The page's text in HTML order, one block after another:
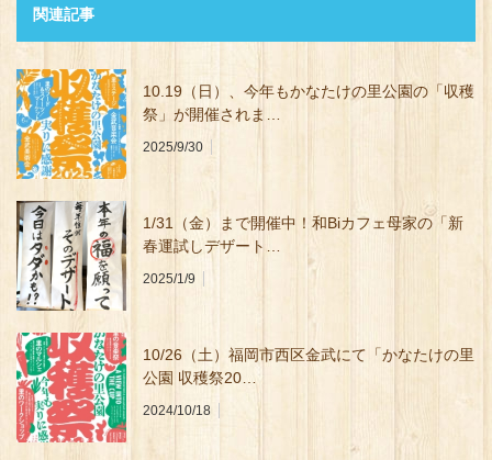
関連記事
10.19（日）、今年もかなたけの里公園の「収穫
祭」が開催されま…
2025/9/30
1/31（金）まで開催中！和Biカフェ母家の「新
春運試しデザート…
2025/1/9
10/26（土）福岡市西区金武にて「かなたけの里
公園 収穫祭20…
2024/10/18